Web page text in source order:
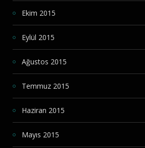
Ekim 2015
Eylül 2015
Ağustos 2015
Temmuz 2015
Haziran 2015
Mayıs 2015